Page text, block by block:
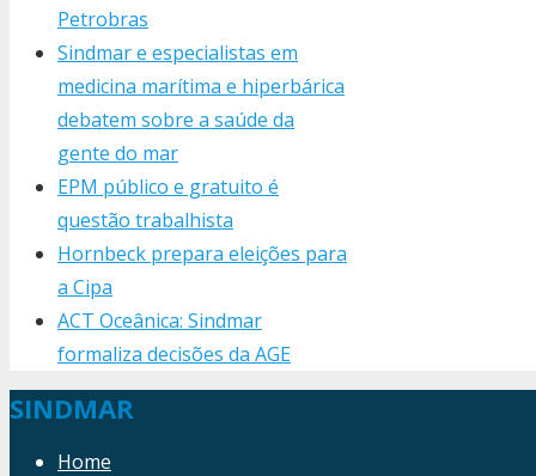
Petrobras
Sindmar e especialistas em
medicina marítima e hiperbárica
debatem sobre a saúde da
gente do mar
EPM público e gratuito é
questão trabalhista
Hornbeck prepara eleições para
a Cipa
ACT Oceânica: Sindmar
formaliza decisões da AGE
SINDMAR
Home